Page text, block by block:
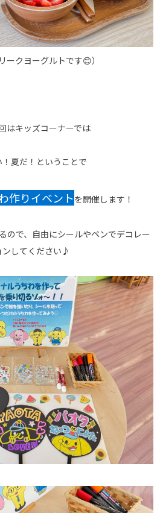
ークヨーグルトです😊）
はキッズコーナーでは
！夏だ！ということで
作りイベントを開催します！
ので、自由にシールやペンでデコレー
ンしてください♪